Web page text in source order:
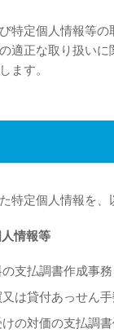
特定個人情報等
適正な取り扱い
ます。
特定個人情報を、
情報等
支払調書作成事務
は貸付あっせん
の対価の支払調